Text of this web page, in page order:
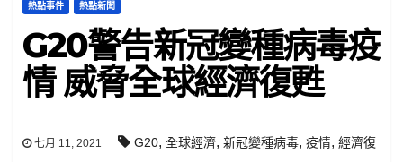
熱點事件 熱點新聞
G20警告新冠變種病毒疫
情 威脅全球經濟復甦
七月 11, 2021 G20, 全球經濟, 新冠變種病毒, 疫情, 經濟復